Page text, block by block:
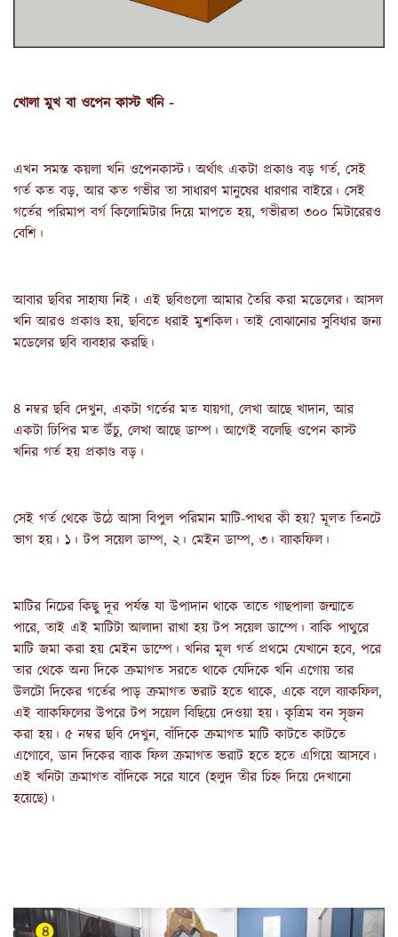
খোলা মুখ বা ওপেন কাস্ট খনি -
এখন সমস্ত কয়লা খনি ওপেনকাস্ট। অর্থাৎ একটা প্রকাণ্ড বড় গর্ত, সেই
গর্ত কত বড়, আর কত গভীর তা সাধারণ মানুষের ধারণার বাইরে। সেই
গর্তের পরিমাপ বর্গ কিলোমিটার দিয়ে মাপতে হয়, গভীরতা ৩০০ মিটারেরও
বেশি।
আবার ছবির সাহায্য নিই। এই ছবিগুলো আমার তৈরি করা মডেলের। আসল
খনি আরও প্রকাণ্ড হয়, ছবিতে ধরাই মুশকিল। তাই বোঝানোর সুবিধার জন্য
মডেলের ছবি ব্যবহার করছি।
৪ নম্বর ছবি দেখুন, একটা গর্তের মত যায়গা, লেখা আছে খাদান, আর
একটা ঢিপির মত উঁচু, লেখা আছে ডাম্প। আগেই বলেছি ওপেন কাস্ট
খনির গর্ত হয় প্রকাণ্ড বড়।
সেই গর্ত থেকে উঠে আসা বিপুল পরিমান মাটি-পাথর কী হয়? মূলত তিনটে
ভাগ হয়। ১। টপ সয়েল ডাম্প, ২। মেইন ডাম্প, ৩। ব্যাকফিল।
মাটির নিচের কিছু দূর পর্যন্ত যা উপাদান থাকে তাতে গাছপালা জন্মাতে
পারে, তাই এই মাটিটা আলাদা রাখা হয় টপ সয়েল ডাম্পে। বাকি পাথুরে
মাটি জমা করা হয় মেইন ডাম্পে। খনির মূল গর্ত প্রথমে যেখানে হবে, পরে
তার থেকে অন্য দিকে ক্রমাগত সরতে থাকে যেদিকে খনি এগোয় তার
উলটো দিকের গর্তের পাড় ক্রমাগত ভরাট হতে থাকে, একে বলে ব্যাকফিল,
এই ব্যাকফিলের উপরে টপ সয়েল বিছিয়ে দেওয়া হয়। কৃত্রিম বন সৃজন
করা হয়। ৫ নম্বর ছবি দেখুন, বাঁদিকে ক্রমাগত মাটি কাটতে কাটতে
এগোবে, ডান দিকের ব্যাক ফিল ক্রমাগত ভরাট হতে হতে এগিয়ে আসবে।
এই খনিটা ক্রমাগত বাঁদিকে সরে যাবে (হলুদ তীর চিহ্ন দিয়ে দেখানো
হয়েছে)।